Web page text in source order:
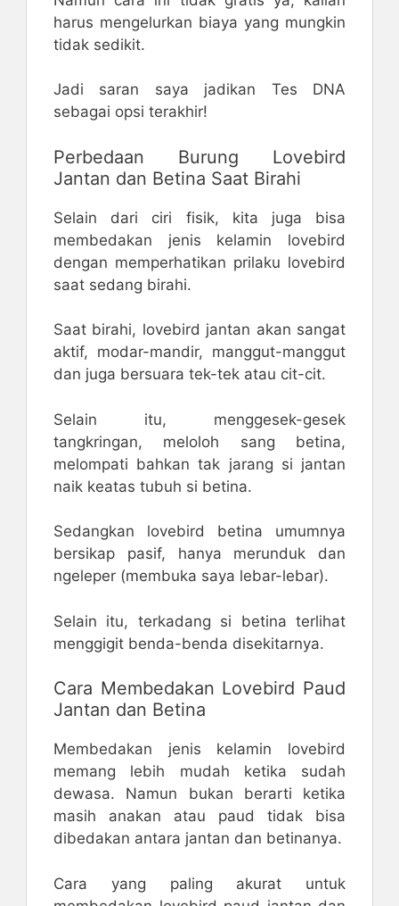
harus mengelurkan biaya yang mungkin
tidak sedikit.
Jadi saran saya jadikan Tes DNA
sebagai opsi terakhir!
Perbedaan Burung Lovebird
Jantan dan Betina Saat Birahi
Selain dari ciri fisik, kita juga bisa
membedakan jenis kelamin lovebird
dengan memperhatikan prilaku lovebird
saat sedang birahi.
Saat birahi, lovebird jantan akan sangat
aktif, modar-mandir, manggut-manggut
dan juga bersuara tek-tek atau cit-cit.
Selain itu, menggesek-gesek
tangkringan, meloloh sang betina,
melompati bahkan tak jarang si jantan
naik keatas tubuh si betina.
Sedangkan lovebird betina umumnya
bersikap pasif, hanya merunduk dan
ngeleper (membuka saya lebar-lebar).
Selain itu, terkadang si betina terlihat
menggigit benda-benda disekitarnya.
Cara Membedakan Lovebird Paud
Jantan dan Betina
Membedakan jenis kelamin lovebird
memang lebih mudah ketika sudah
dewasa. Namun bukan berarti ketika
masih anakan atau paud tidak bisa
dibedakan antara jantan dan betinanya.
Cara yang paling akurat untuk